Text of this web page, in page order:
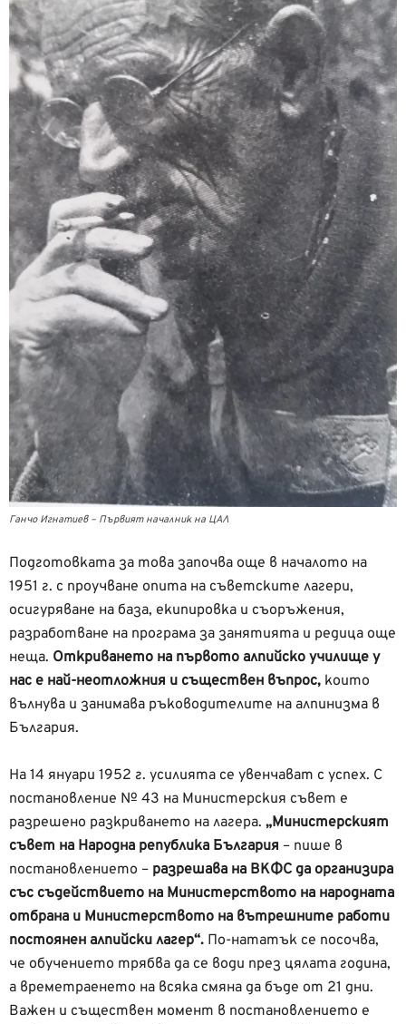
Ганчо Игнатиев – Първият началник на ЦАЛ
Подготовката за това започва още в началото на
1951 г. с проучване опита на съветските лагeри,
осигуряване на база, екипировка и съоръжения,
разработване на програма за занятията и редица още
неща. Откриването на първото алпийско училище у
нас е най-неотложния и съществен въпрос, които
вълнува и занимава ръководителите на алпинизма в
България.
На 14 януари 1952 г. усилията се увенчават с успех. С
постановление № 43 на Министерския съвет е
разрешено разкриването на лагера. „Министерският
съвет на Народна република България – пише в
постановлението – разрешава на ВКФС да организира
със съдействието на Министерството на народната
отбрана и Министерството на вътрешните работи
постоянен алпийски лагер“. По-нататък се посочва,
че обучението трябва да се води през цялата година,
а времетраенето на всяка смяна да бъде от 21 дни.
Важен и съществен момент в постановлението е